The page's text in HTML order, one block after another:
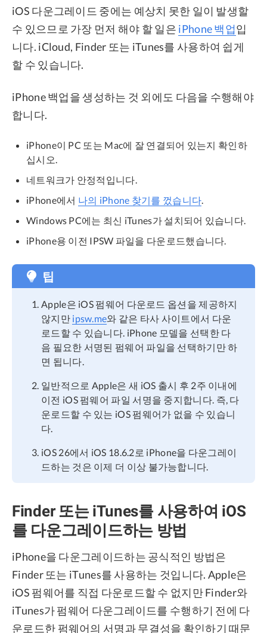
iOS 다운그레이드 중에는 예상치 못한 일이 발생할
수 있으므로 가장 먼저 해야 할 일은 iPhone 백업입
니다. iCloud, Finder 또는 iTunes를 사용하여 쉽게
할 수 있습니다.
iPhone 백업을 생성하는 것 외에도 다음을 수행해야
합니다.
iPhone이 PC 또는 Mac에 잘 연결되어 있는지 확인하
십시오.
네트워크가 안정적입니다.
iPhone에서 나의 iPhone 찾기를 껐습니다
Windows PC에는 최신 iTunes가 설치되어 있습니다.
iPhone용 이전 IPSW 파일을 다운로드했습니다.
팁
Apple은 iOS 펌웨어 다운로드 옵션을 제공하지
않지만 ipsw.me와 같은 타사 사이트에서 다운
로드할 수 있습니다. iPhone 모델을 선택한 다
음 필요한 서명된 펌웨어 파일을 선택하기만 하
면 됩니다.
일반적으로 Apple은 새 iOS 출시 후 2주 이내에
이전 iOS 펌웨어 파일 서명을 중지합니다. 즉, 다
운로드할 수 있는 iOS 펌웨어가 없을 수 있습니
다.
iOS 26에서 iOS 18.6.2로 iPhone을 다운그레이
드하는 것은 이제 더 이상 불가능합니다.
Finder 또는 iTunes를 사용하여 iOS
를 다운그레이드하는 방법
iPhone을 다운그레이드하는 공식적인 방법은
Finder 또는 iTunes를 사용하는 것입니다. Apple은
iOS 펌웨어를 직접 다운로드할 수 없지만 Finder와
iTunes가 펌웨어 다운그레이드를 수행하기 전에 다
운로드한 펌웨어의 서명과 무결성을 확인하기 때문